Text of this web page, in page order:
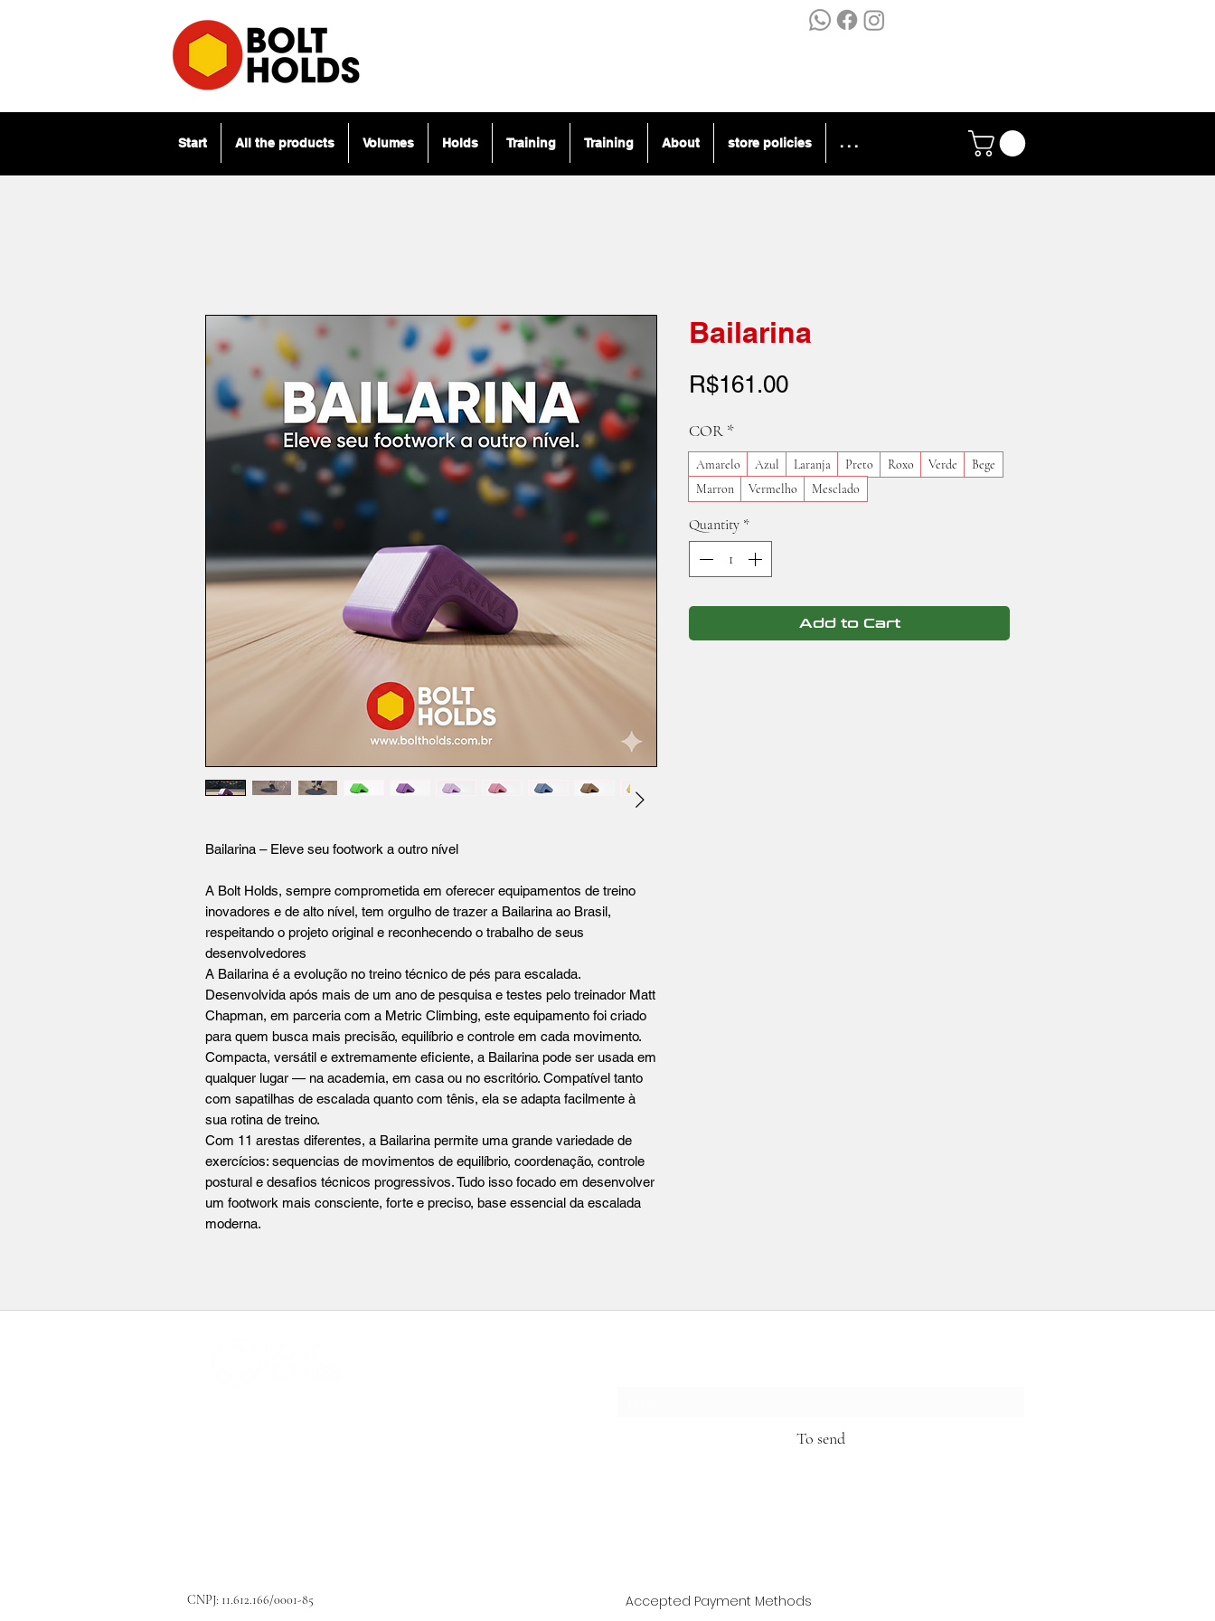
Start All the products Volumes Holds Training Training About store policies . . .
Bailarina – Eleve seu footwork a outro nível
A Bolt Holds, sempre comprometida em oferecer equipamentos de treino
inovadores e de alto nível, tem orgulho de trazer a Bailarina ao Brasil,
respeitando o projeto original e reconhecendo o trabalho de seus
desenvolvedores
A Bailarina é a evolução no treino técnico de pés para escalada.
Desenvolvida após mais de um ano de pesquisa e testes pelo treinador Matt
Chapman, em parceria com a Metric Climbing, este equipamento foi criado
para quem busca mais precisão, equilíbrio e controle em cada movimento.
Compacta, versátil e extremamente eficiente, a Bailarina pode ser usada em
qualquer lugar — na academia, em casa ou no escritório. Compatível tanto
com sapatilhas de escalada quanto com tênis, ela se adapta facilmente à
sua rotina de treino.
Com 11 arestas diferentes, a Bailarina permite uma grande variedade de
exercícios: sequencias de movimentos de equilíbrio, coordenação, controle
postural e desafios técnicos progressivos. Tudo isso focado em desenvolver
um footwork mais consciente, forte e preciso, base essencial da escalada
moderna.
Bailarina
R$161.00Price
COR *
Amarelo Azul Laranja Preto Roxo Verde
Bege
Marron
Vermelho Mesclado
Quantity *
Add to Cart
To send
CNPJ: 11.612.166/0001-85 Accepted Payment Methods